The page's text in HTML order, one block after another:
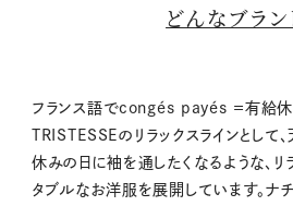
どんなブラン
フランス語でcongés payés ＝有給休
TRISTESSEのリラックスラインとして
休みの日に袖を通したくなるような、リ
タブルなお洋服を展開しています。ナ